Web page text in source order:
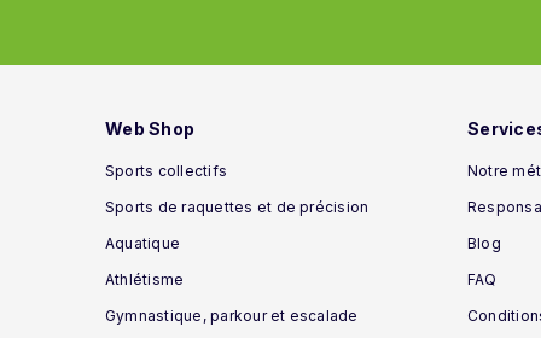
Web Shop
Sports collectifs
Sports de raquettes et de précision
Aquatique
Athlétisme
Gymnastique, parkour et escalade
Notre
Blog
FAQ